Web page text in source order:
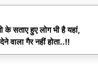
सताए हुए लोग भी है यहां,
वाला गैर नहीं होता..!!